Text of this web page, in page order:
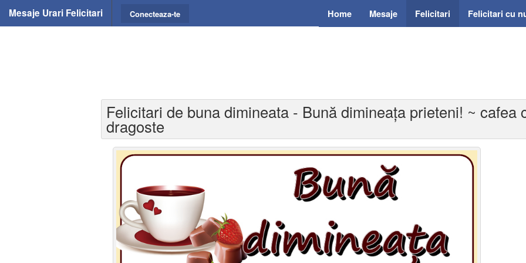
Mesaje Urari Felicitari Home Mesaje Felicitari Felicitari cu
Conecteaza-te
Felicitari de buna dimineata - Bună dimineața prieteni! ~ cafea
dragoste